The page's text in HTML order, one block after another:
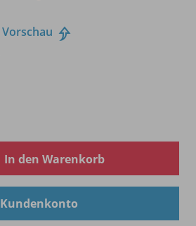
Vorschau
In den Warenkorb
Kundenkonto